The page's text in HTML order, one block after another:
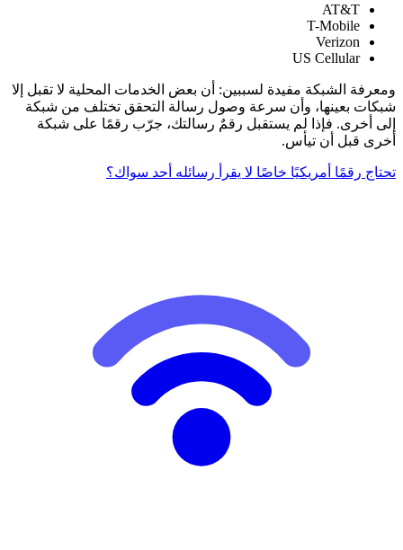
AT&T
T-Mobile
Verizon
US Cellular
ومعرفة الشبكة مفيدة لسببين: أن بعض الخدمات المحلية لا تقبل إلا
شبكات بعينها، وأن سرعة وصول رسالة التحقق تختلف من شبكة
إلى أخرى. فإذا لم يستقبل رقمٌ رسالتك، جرّب رقمًا على شبكة
أخرى قبل أن تيأس.
تحتاج رقمًا أمريكيًا خاصًا لا يقرأ رسائله أحد سواك؟